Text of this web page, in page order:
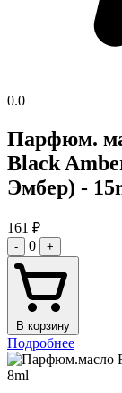
0.0
Парфюм.
Black
Эмбер) -
161 ₽
- 0 +
В корзину
Подробнее